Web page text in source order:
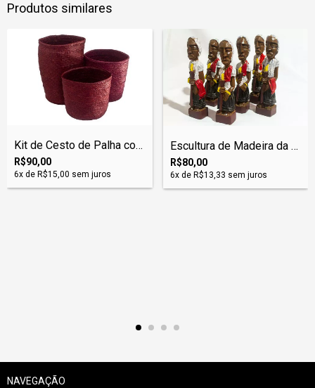
Produtos similares
Kit de Cesto de Palha com 3 Peças
R$90,00
6x de R$15,00 sem juros
Escultura de Madeira da Irmandade da Boa...
R$80,00
6x de R$13,33 sem juros
NAVEGAÇÃO